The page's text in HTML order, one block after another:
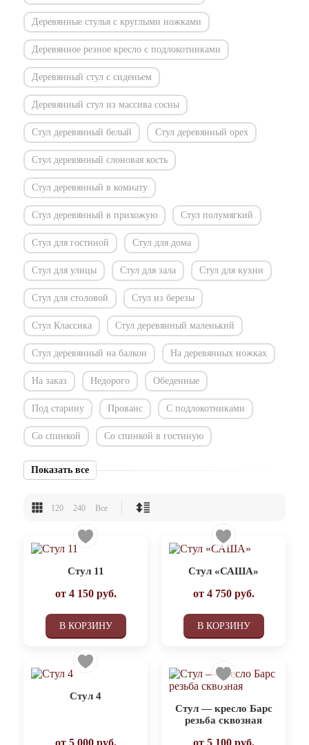
Деревянные стулья с круглыми ножками
Деревянное резное кресло с подлокотниками
Деревянный стул с сиденьем
Деревянный стул из массива сосны
Стул деревянный белый Стул деревянный орех
Стул деревянный слоновая кость
Стул деревянный в комнату
Стул деревянный в прихожую Стул полумягкий
Стул для гостиной Стул для дома
Стул для улицы Стул для зала Стул для кухни
Стул для столовой Стул из березы
Стул Классика Стул деревянный маленький
Стул деревянный на балкон На деревянных ножках
На заказ Недорого Обеденные
Под старину Прованс С подлокотниками
Со спинкой Со спинкой в гостиную
Показать все
120 240 Все
Стул 11
от 4 150руб.
В КОРЗИНУ
Стул «САША»
от 4 750руб.
В КОРЗИНУ
Стул 4
от 5 000руб.
Стул — кресло Барс
резьба сквозная
от 5 100руб.